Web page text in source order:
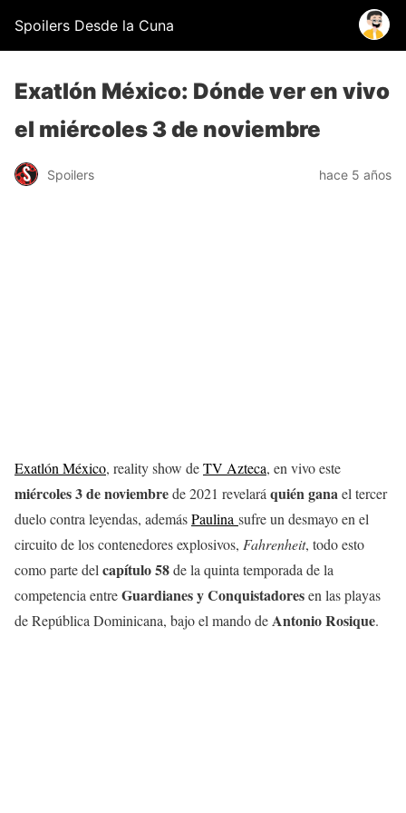
Spoilers Desde la Cuna
Exatlón México: Dónde ver en vivo
el miércoles 3 de noviembre
Spoilers hace 5 años
Exatlón México, reality show deTV Azteca, en vivo este
miércoles 3 de noviembrede 2021 revelará quién ganael tercer
duelo contra leyendas, ademásPaulina sufre un desmayo en el
circuito de los contenedores explosivos, Fahrenheit, todo esto
como parte del capítulo 58de la quinta temporada de la
competencia entreGuardianes y Conquistadoresen las playas
de República Dominicana, bajo el mando deAntonio Rosique.